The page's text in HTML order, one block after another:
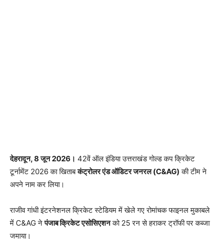
देहरादून, 8 जून 2026। 42वें ऑल इंडिया उत्तराखंड गोल्ड कप क्रिकेट
टूर्नामेंट 2026 का खिताबकंट्रोलर एंड ऑडिटर जनरल (C&AG) की टीम ने
अपने नाम कर लिया।
राजीव गांधी इंटरनेशनल क्रिकेट स्टेडियम में खेले गए रोमांचक फाइनल मुकाबले
में C&AG नेपंजाब क्रिकेट एसोसिएशनको 25 रन से हराकर ट्रॉफी पर कब्जा
जमाया।